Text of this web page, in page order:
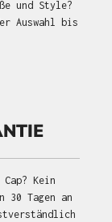
und Style?
Auswahl bis
Kein
30 Tagen an